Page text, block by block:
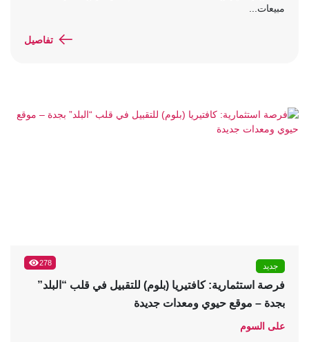
مبيعات...
تفاصيل
278 جديد
فرصة استثمارية: كافتيريا (بلوم) للتقبيل في قلب “البلد”
بجدة – موقع حيوي ومعدات جديدة
على السوم